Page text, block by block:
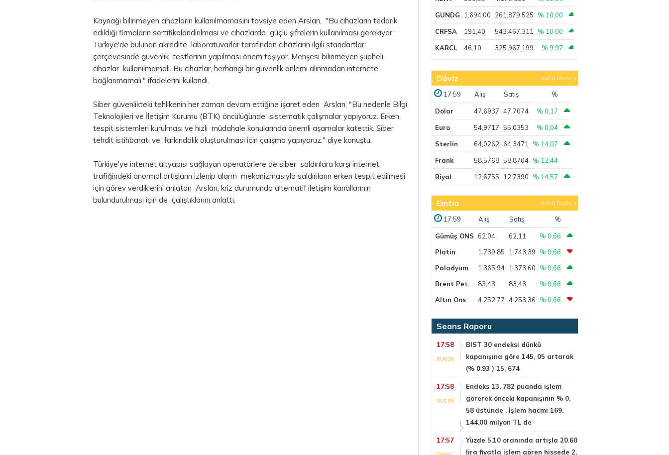
Kaynağı bilinmeyen cihazların kullanılmamasını tavsiye eden Arslan, "Bu cihazların tedarik
edildiği firmaların sertifikalandırılması ve cihazlarda güçlü şifrelerin kullanılması gerekiyor.
Türkiye'de bulunan akredite laboratuvarlar tarafından cihazların ilgili standartlar
çerçevesinde güvenlik testlerinin yapılması önem taşıyor. Menşesi bilinmeyen şüpheli
cihazlar kullanılmamalı. Bu cihazlar, herhangi bir güvenlik önlemi alınmadan internete
bağlanmamalı." ifadelerini kullandı.
Siber güvenlikteki tehlikenin her zaman devam ettiğine işaret eden Arslan, "Bu nedenle Bilgi
Teknolojileri ve İletişim Kurumu (BTK) öncülüğünde sistematik çalışmalar yapıyoruz. Erken
tespit sistemleri kurulması ve hızlı müdahale konularında önemli aşamalar katettik. Siber
tehdit istihbaratı ve farkındalık oluşturulması için çalışma yapıyoruz." diye konuştu.
Türkiye'ye internet altyapısı sağlayan operatörlere de siber saldırılara karşı internet
trafiğindeki anormal artışların izlenip alarm mekanizmasıyla saldırıların erken tespit edilmesi
için görev verdiklerini anlatan Arslan, kriz durumunda alternatif iletişim kanallarının
bulundurulması için de çalıştıklarını anlattı.
GUNDG 1.694,00 261.879.525 % 10,00
CRFSA 191,40 543.467.311 % 10,00
KARCL 46,10 325.967.199 % 9,97
Döviz daha fazla
17:59 Alış Satış %
Dolar 47,6937 47,7074 % 0,17
Euro 54,9717 55,0353 % 0,04
Sterlin 64,0262 64,3471 % 14,07
Frank 58,5768 58,8704 % 12,44
Riyal 12,6755 12,7390 % 14,57
Emtia daha fazla
17:59 Alış Satış %
Gümüş ONS 62,04 62,11
% 0,66
Platin
1.739,85 1.743,39
% 0,66
Paladyum
1.365,94 1.373,60
% 0,66
Brent Pet.
83,43 83,43
% 0,66
Altın Ons
4.252,77 4.253,36 % 0,66
Seans Raporu
17:58
XU030
BIST 30 endeksi dünkü
kapanışına göre 145, 05 artarak
(% 0.93 ) 15, 674
17:58
XU100
Endeks 13, 782 puanda işlem
görerek önceki kapanışının % 0,
58 üstünde . İşlem hacmi 169,
144.00 milyon TL de
17:57
Yüzde 5.10 oranında artışla 20.60
lira fiyatla işlem gören hissede 2,